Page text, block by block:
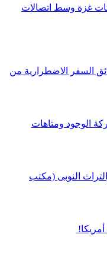
غزة وسط اتصالات
السفر الاضطرارية من
الوجود ومتاهات
النوبى (مكتب